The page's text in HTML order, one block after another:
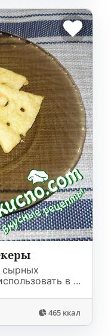
сырных
в ...
465 ккал